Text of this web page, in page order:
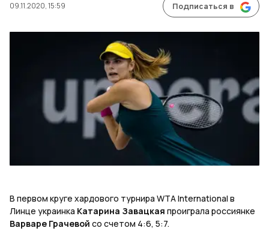
09.11.2020, 15:59 Подписаться в
В первом круге хардового турнира WTA International в
Линце украинка Катарина Завацкая проиграла россиянке
Варваре Грачевой со счетом 4:6, 5:7.